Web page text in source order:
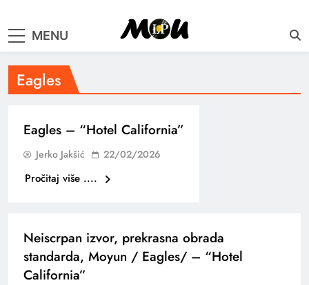
samo muzika i …..
MENU
Eagles
Eagles – “Hotel California”
Jerko Jakšić 22/02/2026
Pročitaj više ....
Neiscrpan izvor, prekrasna obrada
standarda, Moyun / Eagles/ – “Hotel
California”